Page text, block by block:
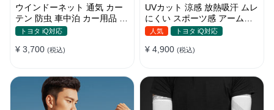
ウインドーネット 通気 カー
テン 防虫 車中泊 カー用品 網
戸 取付簡単
トヨタ iQ対応
¥ 3,700 (税込)
UVカット 涼感 放熱吸汗 ムレ
にくい スポーツ感 アームカ
バー 男女汎用
人気 トヨタ iQ対応
¥ 4,900 (税込)